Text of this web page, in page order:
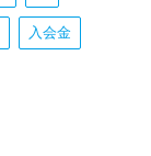
入会金